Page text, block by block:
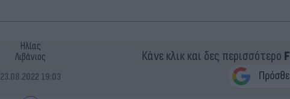
Ηλίας
Λιβάνιος
23.08.2022 19:03
Κάνε κλικ και δες περισσότερο